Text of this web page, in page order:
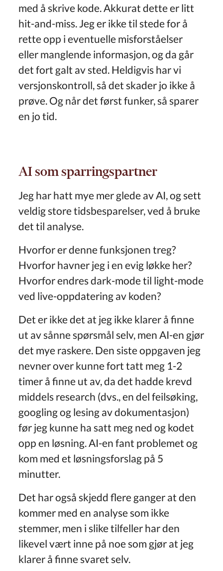
med å skrive kode. Akkurat dette er litt
hit-and-miss. Jeg er ikke til stede for å
rette opp i eventuelle misforståelser
eller manglende informasjon, og da går
det fort galt av sted. Heldigvis har vi
versjonskontroll, så det skader jo ikke å
prøve. Og når det først funker, så sparer
en jo tid.
AI som sparringspartner
Jeg har hatt mye mer glede av AI, og sett
veldig store tidsbesparelser, ved å bruke
det til analyse.
Hvorfor er denne funksjonen treg?
Hvorfor havner jeg i en evig løkke her?
Hvorfor endres dark-mode til light-mode
ved live-oppdatering av koden?
Det er ikke det at jeg ikke klarer å finne
ut av sånne spørsmål selv, men AI-en gjør
det mye raskere. Den siste oppgaven jeg
nevner over kunne fort tatt meg 1-2
timer å finne ut av, da det hadde krevd
middels research (dvs., en del feilsøking,
googling og lesing av dokumentasjon)
før jeg kunne ha satt meg ned og kodet
opp en løsning. AI-en fant problemet og
kom med et løsningsforslag på 5
minutter.
Det har også skjedd flere ganger at den
kommer med en analyse som ikke
stemmer, men i slike tilfeller har den
likevel vært inne på noe som gjør at jeg
klarer å finne svaret selv.